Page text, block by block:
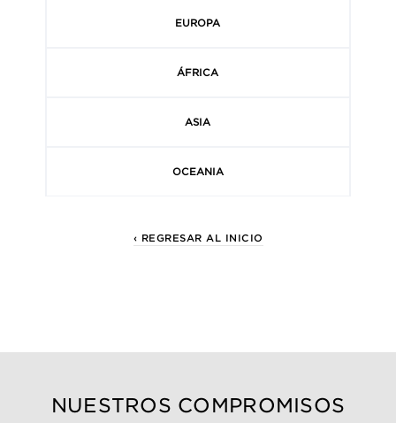
EUROPA
ÁFRICA
ASIA
OCEANIA
‹ REGRESAR AL INICIO
NUESTROS COMPROMISOS